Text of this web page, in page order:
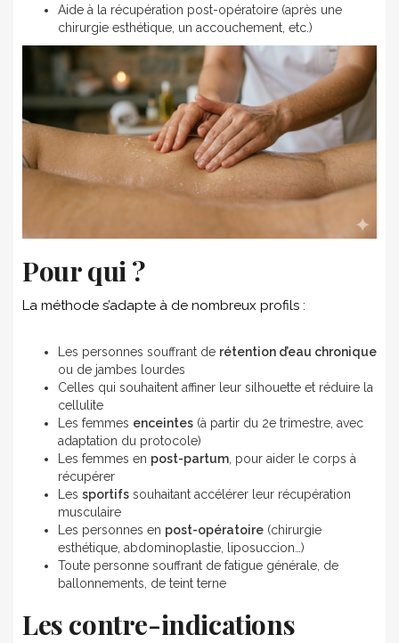
Aide à la récupération post-opératoire (après une
chirurgie esthétique, un accouchement, etc.)
Pour qui ?
La méthode s’adapte à de nombreux profils :
Les personnes souffrant de rétention d’eau chronique
ou de jambes lourdes
Celles qui souhaitent affiner leur silhouette et réduire la
cellulite
Les femmes enceintes (à partir du 2e trimestre, avec
adaptation du protocole)
Les femmes en post-partum , pour aider le corps à
récupérer
Les sportifs souhaitant accélérer leur récupération
musculaire
Les personnes en post-opératoire (chirurgie
esthétique, abdominoplastie, liposuccion…)
Toute personne souffrant de fatigue générale, de
ballonnements, de teint terne
Les contre-indications